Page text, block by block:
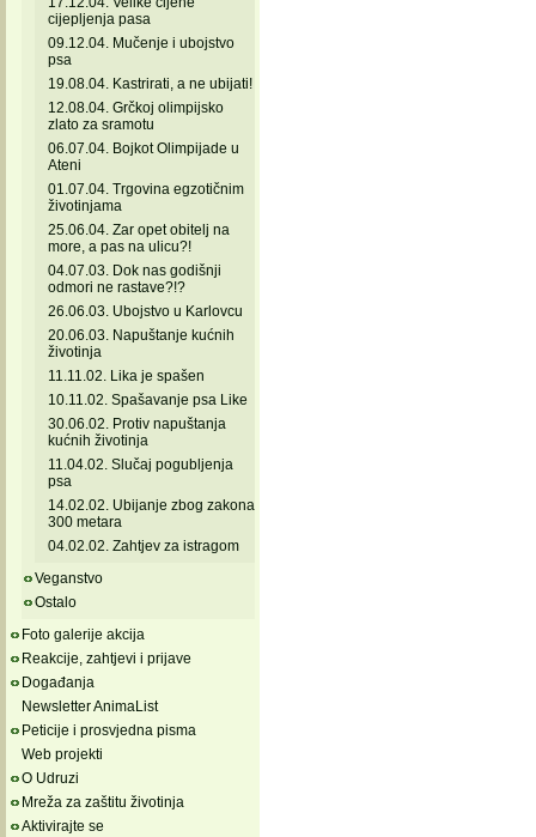
cijepljenja pasa
09.12.04. Mučenje i ubojstvo
psa
19.08.04. Kastrirati, a ne ubijati!
12.08.04. Grčkoj olimpijsko
zlato za sramotu
06.07.04. Bojkot Olimpijade u
Ateni
01.07.04. Trgovina egzotičnim
životinjama
25.06.04. Zar opet obitelj na
more, a pas na ulicu?!
04.07.03. Dok nas godišnji
odmori ne rastave?!?
26.06.03. Ubojstvo u Karlovcu
20.06.03. Napuštanje kućnih
životinja
11.11.02. Lika je spašen
10.11.02. Spašavanje psa Like
30.06.02. Protiv napuštanja
kućnih životinja
11.04.02. Slučaj pogubljenja
psa
14.02.02. Ubijanje zbog zakona
300 metara
04.02.02. Zahtjev za istragom
Veganstvo
Ostalo
Foto galerije akcija
Reakcije, zahtjevi i prijave
Događanja
Newsletter AnimaList
Peticije i prosvjedna pisma
Web projekti
O Udruzi
Mreža za zaštitu životinja
Aktivirajte se